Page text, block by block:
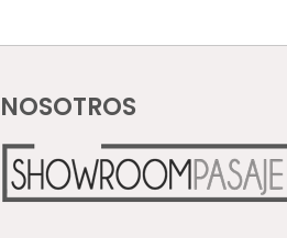
NOSOTROS